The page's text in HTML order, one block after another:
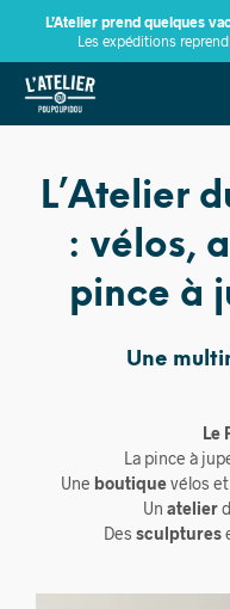
L’Atelier prend quelques
Les expéditions
L’Atelier
: vélos,
pince à
Une
Le
La pince à
Une boutiquevélos et
Un atelier
Des sculptures